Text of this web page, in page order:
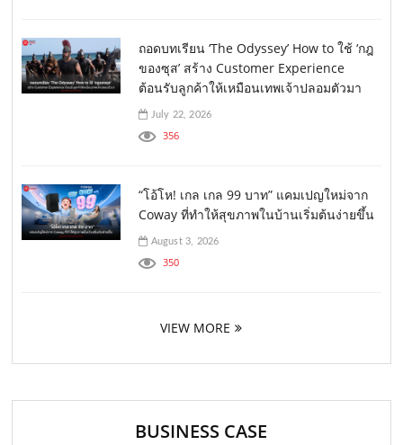
ถอดบทเรียน ‘The Odyssey’ How to ใช้ ‘กฎ
ของซุส’ สร้าง Customer Experience
ต้อนรับลูกค้าให้เหมือนเทพเจ้าปลอมตัวมา
July 22, 2026
356
“โอ้โห! เกล เกล 99 บาท” แคมเปญใหม่จาก
Coway ที่ทำให้สุขภาพในบ้านเริ่มต้นง่ายขึ้น
August 3, 2026
350
VIEW MORE
BUSINESS CASE